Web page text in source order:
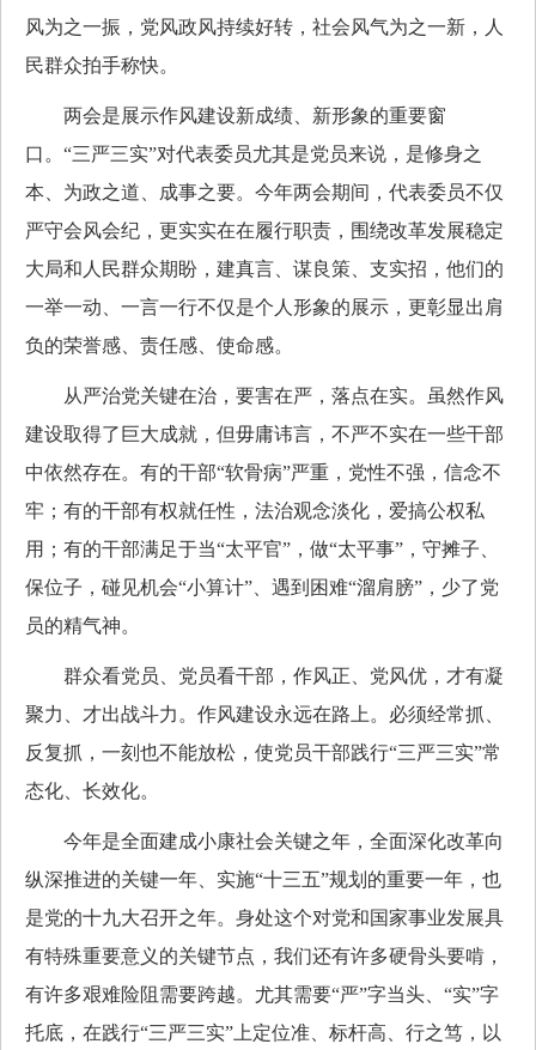
风为之一振，党风政风持续好转，社会风气为之一新，人
民群众拍手称快。
两会是展示作风建设新成绩、新形象的重要窗
口。“三严三实”对代表委员尤其是党员来说，是修身之
本、为政之道、成事之要。今年两会期间，代表委员不仅
严守会风会纪，更实实在在履行职责，围绕改革发展稳定
大局和人民群众期盼，建真言、谋良策、支实招，他们的
一举一动、一言一行不仅是个人形象的展示，更彰显出肩
负的荣誉感、责任感、使命感。
从严治党关键在治，要害在严，落点在实。虽然作风
建设取得了巨大成就，但毋庸讳言，不严不实在一些干部
中依然存在。有的干部“软骨病”严重，党性不强，信念不
牢；有的干部有权就任性，法治观念淡化，爱搞公权私
用；有的干部满足于当“太平官”，做“太平事”，守摊子、
保位子，碰见机会“小算计”、遇到困难“溜肩膀”，少了党
员的精气神。
群众看党员、党员看干部，作风正、党风优，才有凝
聚力、才出战斗力。作风建设永远在路上。必须经常抓、
反复抓，一刻也不能放松，使党员干部践行“三严三实”常
态化、长效化。
今年是全面建成小康社会关键之年，全面深化改革向
纵深推进的关键一年、实施“十三五”规划的重要一年，也
是党的十九大召开之年。身处这个对党和国家事业发展具
有特殊重要意义的关键节点，我们还有许多硬骨头要啃，
有许多艰难险阻需要跨越。尤其需要“严”字当头、“实”字
托底，在践行“三严三实”上定位准、标杆高、行之笃，以